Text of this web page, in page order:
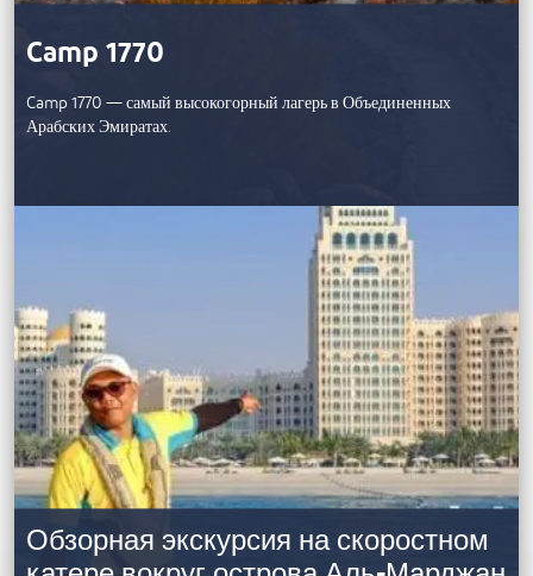
Camp 1770
Camp 1770 — самый высокогорный лагерь в Объединенных
Арабских Эмиратах.
Обзорная экскурсия на скоростном